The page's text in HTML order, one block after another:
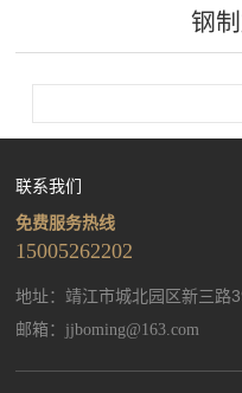
钢
联系我们
免费服务热线
15005262202
地址：靖江市城北园区新三路
邮箱： jjboming@163.com